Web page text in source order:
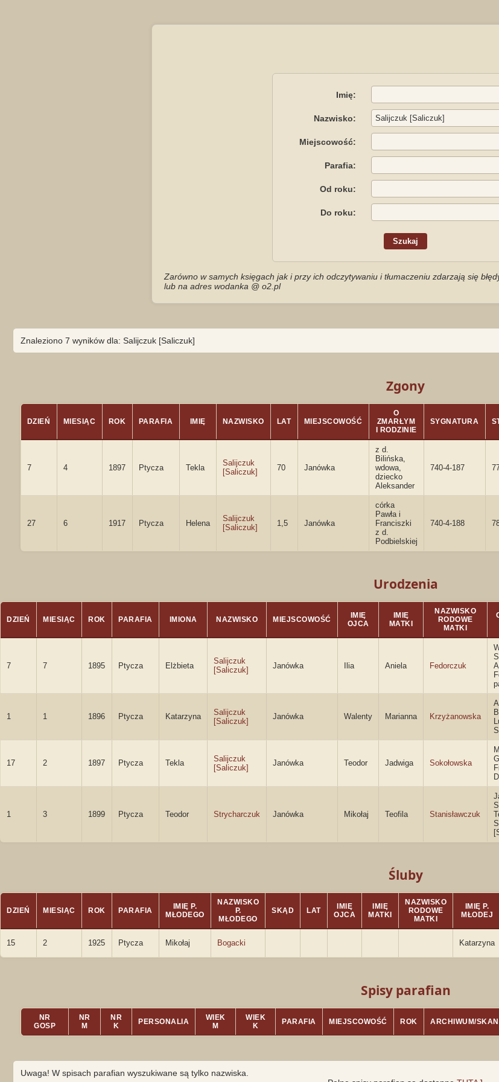
Imię:
Nazwisko:
Miejscowość:
Parafia:
Od roku:
Do roku:
Zarówno w samych księgach jak i przy ich odczytywaniu i tłumaczeniu zdarzają się
lub na adres wodanka @ o2.pl
Znaleziono 7 wyników dla: Salijczuk [Saliczuk]
Zgony
DZIEŃ MIESIĄC ROK PARAFIA IMIĘ NAZWISKO LAT MIEJSCOWOŚĆ
O
ZMARŁYM
I RODZINIE
SYGNATURA
7 4 1897 Ptycza Tekla
Salijczuk
[Saliczuk]
70 Janówka
z d.
Bilińska,
wdowa,
dziecko
Aleksander
740-4-187
27 6 1917 Ptycza Helena
Salijczuk
[Saliczuk]
1,5 Janówka
córka
Pawła i
Franciszki
z d.
Podbielskiej
740-4-188
Urodzenia
DZIEŃ MIESIĄC ROK PARAFIA IMIONA NAZWISKO MIEJSCOWOŚĆ
IMIĘ
OJCA
IMIĘ
MATKI
NAZWISKO
RODOWE
MATKI
7 7 1895 Ptycza Elżbieta
Salijczuk
[Saliczuk]
Janówka Ilia Aniela Fedorczuk
1 1 1896 Ptycza Katarzyna
Salijczuk
[Saliczuk]
Janówka Walenty Marianna Krzyżanowska
17 2 1897 Ptycza Tekla
Salijczuk
[Saliczuk]
Janówka Teodor Jadwiga Sokołowska
1 3 1899 Ptycza Teodor Strycharczuk Janówka Mikołaj Teofila Stanisławczuk
Śluby
DZIEŃ MIESIĄC ROK PARAFIA
IMIĘ P.
MŁODEGO
NAZWISKO
P.
MŁODEGO
SKĄD LAT
IMIĘ
OJCA
IMIĘ
MATKI
NAZWISKO
RODOWE
MATKI
IMIĘ P.
MŁODEJ
15 2 1925 Ptycza Mikołaj Bogacki Katarzyna
Spisy parafian
NR
GOSP
NR
M
NR
K
PERSONALIA
WIEK
M
WIEK
K
PARAFIA MIEJSCOWOŚĆ ROK ARCHIWUM/
Uwaga! W spisach parafian wyszukiwane są tylko nazwiska.